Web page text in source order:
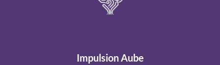
Impulsion Aube